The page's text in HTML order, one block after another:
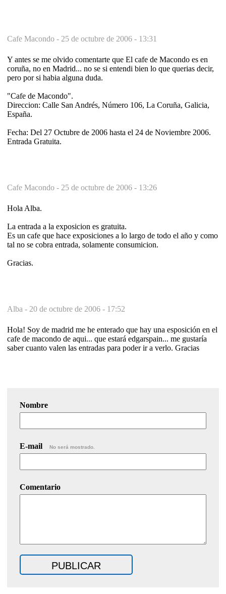
Cafe Macondo - 25 de octubre de 2006 - 13:31
Y antes se me olvido comentarte que El cafe de Macondo es en
coruña, no en Madrid... no se si entendi bien lo que querias decir,
pero por si habia alguna duda.
"Cafe de Macondo".
Direccion: Calle San Andrés, Número 106, La Coruña, Galicia,
España.
Fecha: Del 27 Octubre de 2006 hasta el 24 de Noviembre 2006.
Entrada Gratuita.
Cafe Macondo - 25 de octubre de 2006 - 13:26
Hola Alba.
La entrada a la exposicion es gratuita.
Es un cafe que hace exposiciones a lo largo de todo el año y como
tal no se cobra entrada, solamente consumicion.
Gracias.
Alba - 20 de octubre de 2006 - 17:52
Hola! Soy de madrid me he enterado que hay una esposición en el
cafe de macondo de aqui... que estará edgarspain... me gustaría
saber cuanto valen las entradas para poder ir a verlo. Gracias
Nombre
E-mail No será mostrado.
Comentario